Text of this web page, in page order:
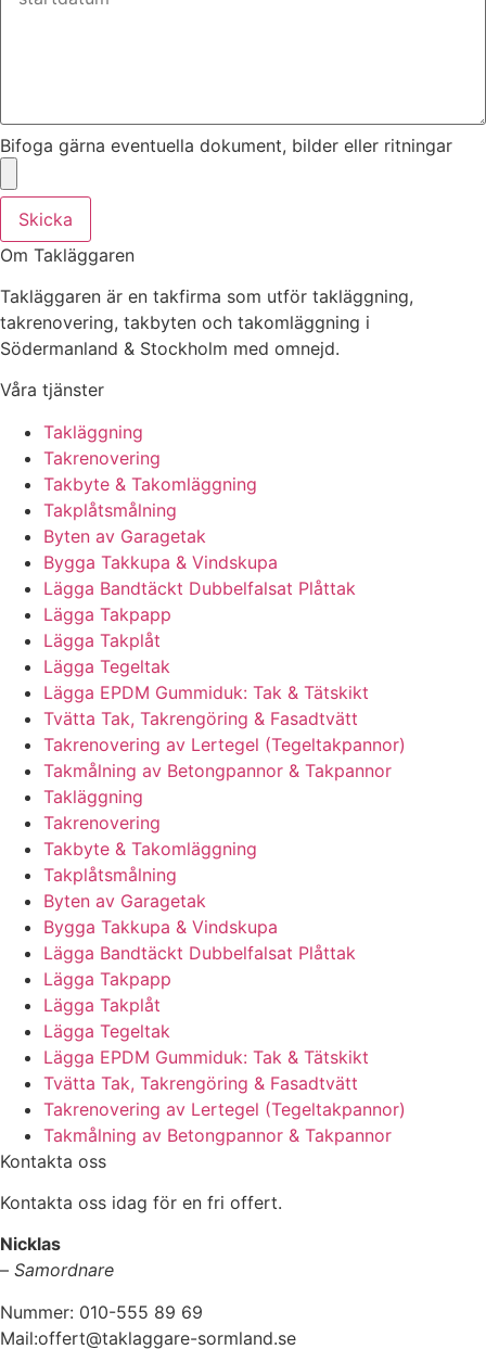
Bifoga gärna eventuella dokument, bilder eller ritningar
Skicka
Om Takläggaren
Takläggaren är en takfirma som utför takläggning,
takrenovering, takbyten och takomläggning i
Södermanland & Stockholm med omnejd.
Våra tjänster
Takläggning
Takrenovering
Takbyte & Takomläggning
Takplåtsmålning
Byten av Garagetak
Bygga Takkupa & Vindskupa
Lägga Bandtäckt Dubbelfalsat Plåttak
Lägga Takpapp
Lägga Takplåt
Lägga Tegeltak
Lägga EPDM Gummiduk: Tak & Tätskikt
Tvätta Tak, Takrengöring & Fasadtvätt
Takrenovering av Lertegel (Tegeltakpannor)
Takmålning av Betongpannor & Takpannor
Takläggning
Takrenovering
Takbyte & Takomläggning
Takplåtsmålning
Byten av Garagetak
Bygga Takkupa & Vindskupa
Lägga Bandtäckt Dubbelfalsat Plåttak
Lägga Takpapp
Lägga Takplåt
Lägga Tegeltak
Lägga EPDM Gummiduk: Tak & Tätskikt
Tvätta Tak, Takrengöring & Fasadtvätt
Takrenovering av Lertegel (Tegeltakpannor)
Takmålning av Betongpannor & Takpannor
Kontakta oss
Kontakta oss idag för en fri offert.
Nicklas
– Samordnare
Nummer: 010-555 89 69
Mail:offert@taklaggare-sormland.se